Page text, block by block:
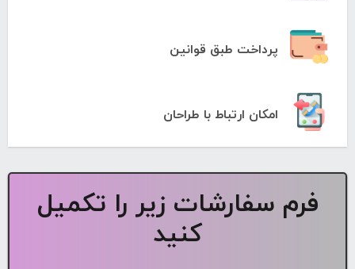
پرداخت طبق قوانین
امکان ارتباط با طراحان
فرم سفارشات زیر را تکمیل
کنید